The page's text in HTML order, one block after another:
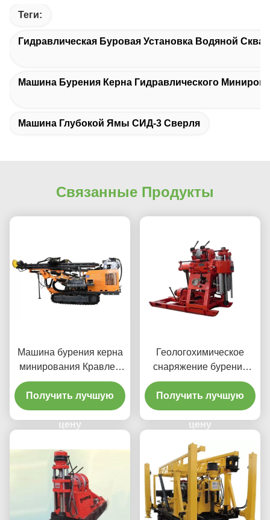
Теги:
Гидравлическая Буровая Установка Водяной
Машина Бурения Керна Гидравлического
Машина Глубокой Ямы СИД-3 Сверля
Связанные Продукты
Машина бурения керна
минирования Кравлер
строительной техники
Получить лучшую
цену
Геологохимическое
снаряжение бурения
керна исследования
1000м гидравлическое
Получить лучшую
цену